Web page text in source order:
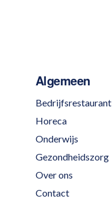
Algemeen
Bedrijfsrestaurant
Horeca
Onderwijs
Gezondheidszorg
Over ons
Contact